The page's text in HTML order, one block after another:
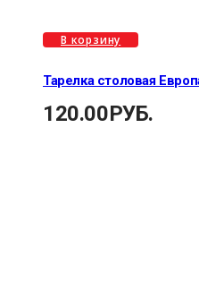
В корзину
Тарелка столовая
120.00РУБ.